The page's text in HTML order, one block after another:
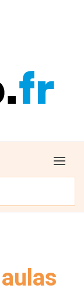
aulas